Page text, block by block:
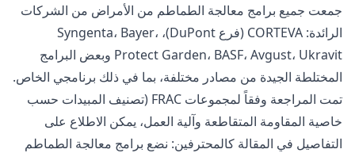
جمعت جميع برامج معالجة الطماطم من الأمراض من الشركات
الرائدة: CORTEVA (فرع DuPont)، Syngenta، Bayer،
Protect Garden، BASF، Avgust، Ukravit وبعض البرامج
المختلطة الجيدة من مصادر مختلفة، بما في ذلك برنامجي الخاص.
تمت المراجعة وفقاً لمجموعات FRAC (تصنيف المبيدات حسب
خاصية المقاومة المتقاطعة وآلية العمل، يمكن الاطلاع على
التفاصيل في المقالة كالمحترفين: نضع برامج معالجة الطماطم